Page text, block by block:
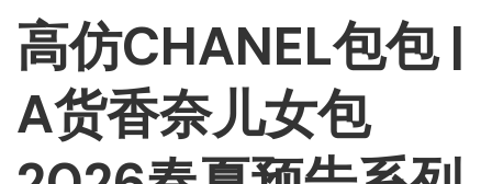
高仿CHANEL包包 |
A货香奈儿女包